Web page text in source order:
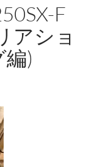
F
アショ
)